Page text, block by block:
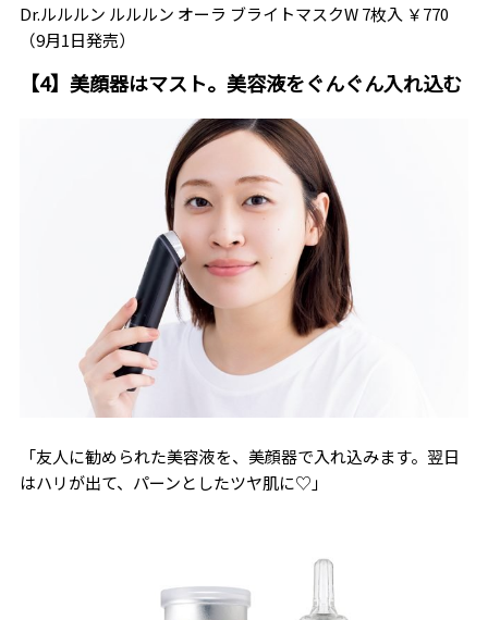
Dr.ルルルン ルルルン オーラ ブライトマスクW 7枚入 ￥770
（9月1日発売）
【4】美顔器はマスト。美容液をぐんぐん入れ込む
「友人に勧められた美容液を、美顔器で入れ込みます。翌日
はハリが出て、パーンとしたツヤ肌に♡」